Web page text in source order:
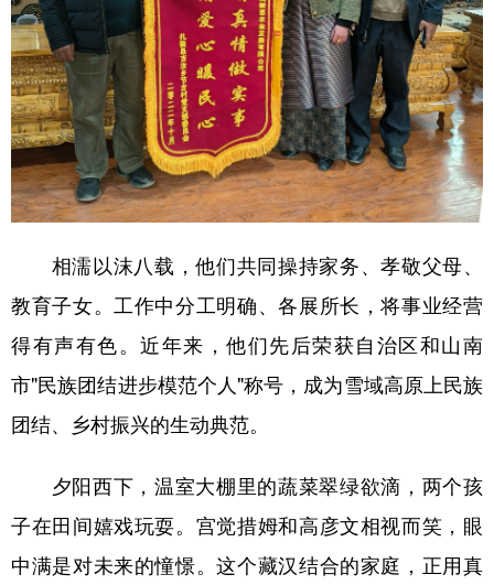
相濡以沫八载，他们共同操持家务、孝敬父母、
教育子女。工作中分工明确、各展所长，将事业经营
得有声有色。近年来，他们先后荣获自治区和山南
市"民族团结进步模范个人"称号，成为雪域高原上民族
团结、乡村振兴的生动典范。
夕阳西下，温室大棚里的蔬菜翠绿欲滴，两个孩
子在田间嬉戏玩耍。宫觉措姆和高彦文相视而笑，眼
中满是对未来的憧憬。这个藏汉结合的家庭，正用真